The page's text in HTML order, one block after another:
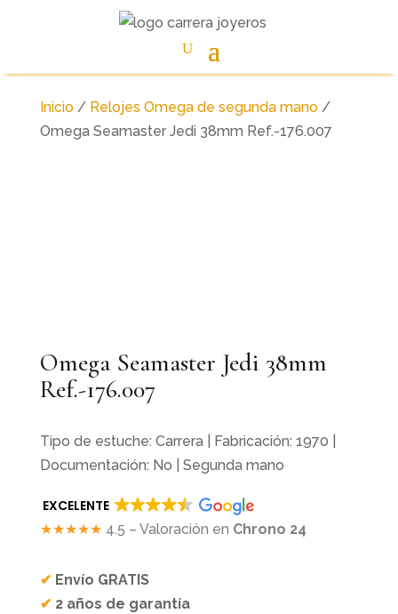
Inicio/ Relojes Omega de segunda mano/
Omega Seamaster Jedi 38mm Ref.-176.007
Omega Seamaster Jedi 38mm
Ref.-176.007
Tipo de estuche: Carrera | Fabricación: 1970 |
Documentación: No | Segunda mano
EXCELENTE
★★★★★ 4.5 – Valoración en Chrono 24
✔ Envío GRATIS
✔ 2 años de garantía